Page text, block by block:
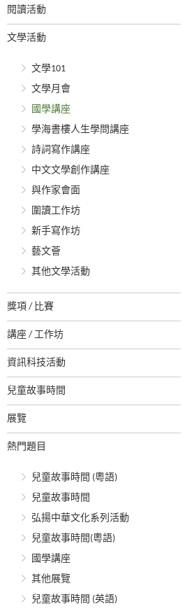
閱讀活動
文學活動
文學101
文學月會
國學講座
學海書樓人生學問講座
詩詞寫作講座
中文文學創作講座
與作家會面
圍讀工作坊
新手寫作坊
藝文薈
其他文學活動
獎項 / 比賽
講座 / 工作坊
資訊科技活動
兒童故事時間
展覽
熱門題目
兒童故事時間 (粵語)
兒童故事時間
弘揚中華文化系列活動
兒童故事時間(粵語)
國學講座
其他展覽
兒童故事時間 (英語)